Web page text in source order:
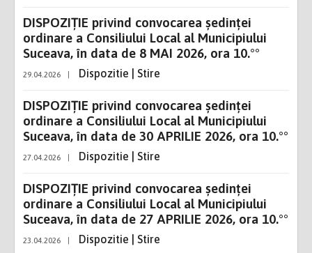
DISPOZIŢIE privind convocarea şedinţei
ordinare a Consiliului Local al Municipiului
Suceava, în data de 8 MAI 2026, ora 10.°°
29.04.2026 Dispozitie | Stire
DISPOZIŢIE privind convocarea şedinţei
ordinare a Consiliului Local al Municipiului
Suceava, în data de 30 APRILIE 2026, ora 10.°°
27.04.2026 Dispozitie | Stire
DISPOZIŢIE privind convocarea şedinţei
ordinare a Consiliului Local al Municipiului
Suceava, în data de 27 APRILIE 2026, ora 10.°°
23.04.2026 Dispozitie | Stire